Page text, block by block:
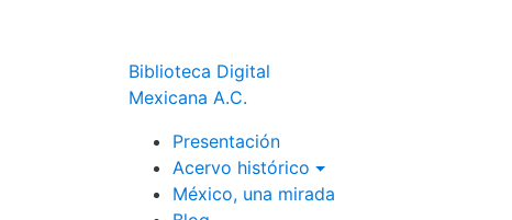
Biblioteca Digital
Mexicana A.C.
Presentación
Acervo histórico
México, una mirada